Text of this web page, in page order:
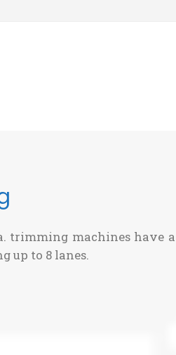
trimming machines have
up to 8 lanes.